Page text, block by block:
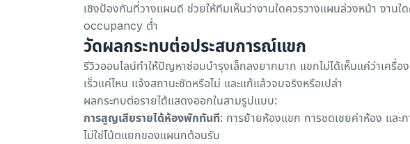
เชิงป้องกันที่วางแผนดี ช่วยให้ทีมเห็นว่างานใดควรวางแผนล่วงหน้า งาน
occupancy ต่ำ
วัดผลกระทบต่อประสบการณ์แขก
รีวิวออนไลน์ทำให้ปัญหาซ่อมบำรุงเล็กลงยากมาก แขกไม่ได้เห็นแค่ว่าเครื่
เร็วแค่ไหน แจ้งสถานะชัดหรือไม่ และแก้แล้วจบจริงหรือเปล่า
ผลกระทบต่อรายได้แสดงออกในสามรูปแบบ:
การสูญเสียรายได้ห้องพักทันที: การย้ายห้องแขก การชดเชยค่าห้อง แล
ไม่ใช่โน้ตแยกของแผนกต้อนรับ